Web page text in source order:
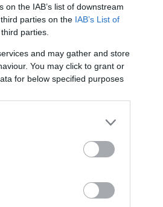
the IAB’s list of downstream
parties on the IAB’s List of
parties.
and may gather and store
You may click to grant or
for below specified purposes
Facebook-